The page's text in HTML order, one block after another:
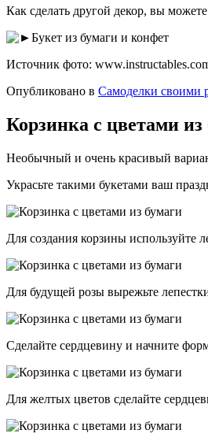
Как сделать другой декор, вы
Источник фото:
Опубликовано в Самоделки своими
Корзинка с цветами
Необычный и очень красивый
Украсьте такими букетами ваш
Для создания корзины используйте
Для будущей розы вырежьте
Сделайте сердцевину и начните
Для желтых цветов сделайте